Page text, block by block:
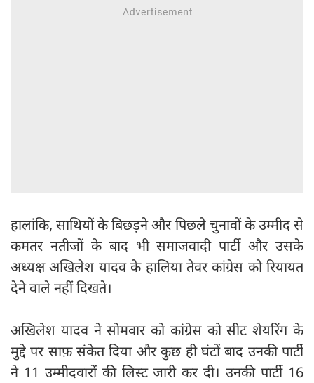
हालांकि, साथियों के बिछड़ने और पिछले चुनावों के उम्मीद से
कमतर नतीजों के बाद भी समाजवादी पार्टी और उसके
अध्यक्ष अखिलेश यादव के हालिया तेवर कांग्रेस को रियायत
देने वाले नहीं दिखते।
अखिलेश यादव ने सोमवार को कांग्रेस को सीट शेयरिंग के
मुद्दे पर साफ़ संकेत दिया और कुछ ही घंटों बाद उनकी पार्टी
ने 11 उम्मीदवारों की लिस्ट जारी कर दी। उनकी पार्टी 16